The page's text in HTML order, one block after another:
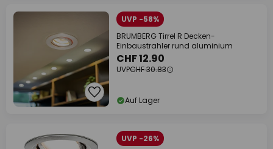
UVP -58%
BRUMBERG Tirrel R Decken-
Einbaustrahler rund aluminium
CHF 12.90
UVPCHF 30.83
Auf Lager
UVP -26%